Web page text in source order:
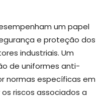
um papel
e proteção dos
industriais. Um
de uniformes anti-
normas específicas em
riscos associados a